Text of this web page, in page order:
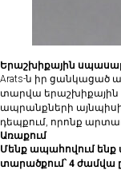
Երաշխիքային
Arats-ն իր ցանկացած
տարվա երաշխիքային
ապրանքների այնպիսի
դեպքում, որոնք
Առաքում
Մենք ապահովում
տարածքում՝ 4 ժամվա